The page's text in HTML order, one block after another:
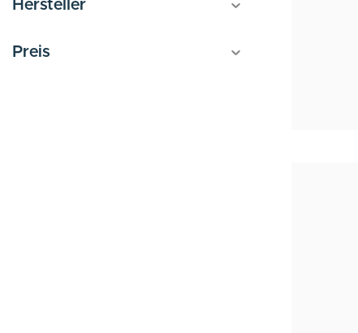
Hersteller
Preis